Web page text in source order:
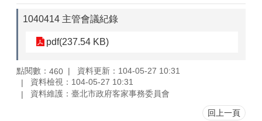
1040414 主管會議紀錄
pdf(237.54 KB)
點閱數： 460
資料更新：104-05-27 10:31
資料檢視：104-05-27 10:31
資料維護：臺北市政府客家事務委員會
回上一頁